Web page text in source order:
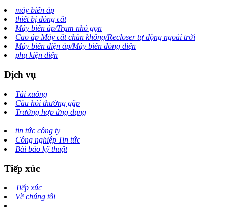
máy biến áp
thiết bị đóng cắt
Máy biến áp/Trạm nhỏ gọn
Cao áp Máy cắt chân không/Recloser tự động ngoài trời
Máy biến điện áp/Máy biến dòng điện
phụ kiện điện
Dịch vụ
Tải xuống
Câu hỏi thường gặp
Trường hợp ứng dụng
tin tức công ty
Công nghiệp Tin tức
Bài báo kỹ thuật
Tiếp xúc
Tiếp xúc
Về chúng tôi